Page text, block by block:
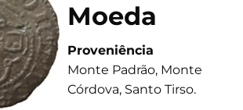
Moeda
Proveniência
Monte Padrão, Monte
Córdova, Santo Tirso.